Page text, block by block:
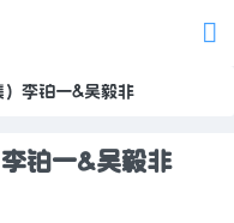
李铂一&吴毅非
铂一&吴毅非